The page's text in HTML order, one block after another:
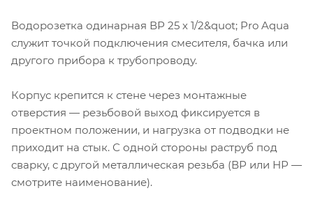
Водорозетка одинарная ВР 25 х 1/2&quot; Pro Aqua
служит точкой подключения смесителя, бачка или
другого прибора к трубопроводу.
Корпус крепится к стене через монтажные
отверстия — резьбовой выход фиксируется в
проектном положении, и нагрузка от подводки не
приходит на стык. С одной стороны раструб под
сварку, с другой металлическая резьба (ВР или НР —
смотрите наименование).